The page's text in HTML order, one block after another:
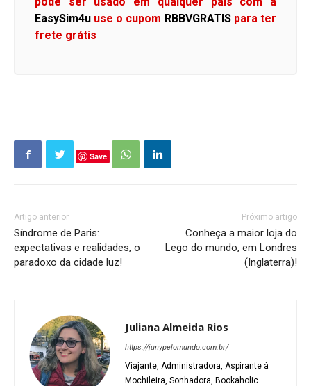
EasySim4u use o cupom RBBVGRATIS para ter
frete grátis
Save
Artigo anterior
Síndrome de Paris:
expectativas e realidades, o
paradoxo da cidade luz!
Próximo artigo
Conheça a maior loja do
Lego do mundo, em Londres
(Inglaterra)!
Juliana Almeida Rios
https://junypelomundo.com.br/
Viajante, Administradora, Aspirante à
Mochileira, Sonhadora, Bookaholic.